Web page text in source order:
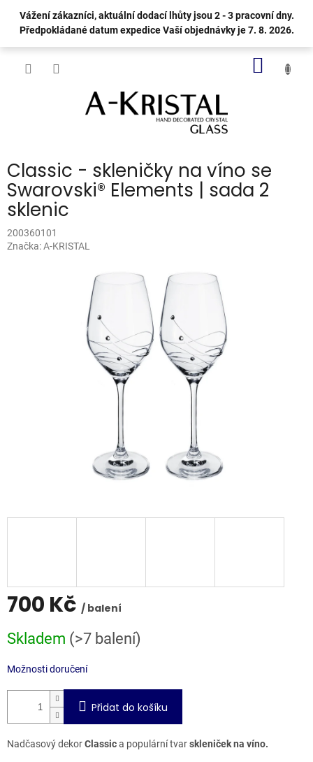
obsah
Vážení zákazníci, aktuální dodací lhůty jsou 2 - 3 pracovní dny.
Předpokládané datum expedice Vaší objednávky je 7. 8. 2026.
Classic - skleničky na víno se
Swarovski® Elements | sada 2
sklenic
200360101
Značka:A-KRISTAL
700 Kč / balení
cena:
Skladem (>7 balení)
Možnosti doručení
Přidat do košíku
Nadčasový dekorClassica populární tvarskleniček na víno.